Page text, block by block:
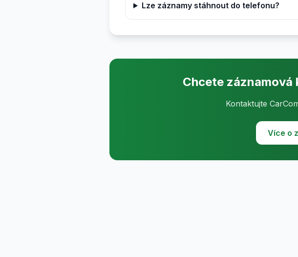
Lze záznamy stáhnout do telefonu?
Chcete záznamová
Kontaktujte
Více o